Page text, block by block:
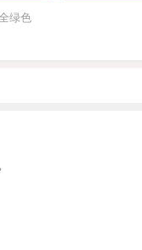
绿色